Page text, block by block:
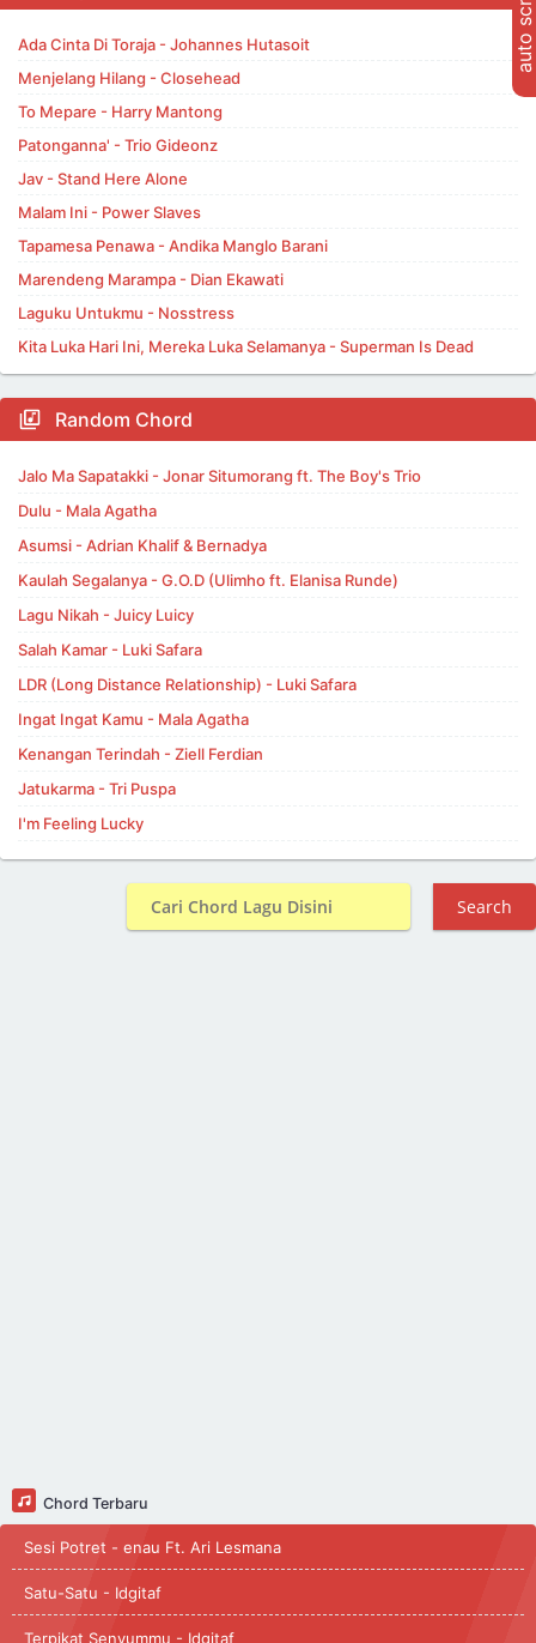
Ada Cinta Di Toraja - Johannes Hutasoit
Menjelang Hilang - Closehead
To Mepare - Harry Mantong
Patonganna' - Trio Gideonz
Jav - Stand Here Alone
Malam Ini - Power Slaves
Tapamesa Penawa - Andika Manglo Barani
Marendeng Marampa - Dian Ekawati
Laguku Untukmu - Nosstress
Kita Luka Hari Ini, Mereka Luka Selamanya - Superman Is Dead
Random Chord
Jalo Ma Sapatakki - Jonar Situmorang ft. The Boy's Trio
Dulu - Mala Agatha
Asumsi - Adrian Khalif & Bernadya
Kaulah Segalanya - G.O.D (Ulimho ft. Elanisa Runde)
Lagu Nikah - Juicy Luicy
Salah Kamar - Luki Safara
LDR (Long Distance Relationship) - Luki Safara
Ingat Ingat Kamu - Mala Agatha
Kenangan Terindah - Ziell Ferdian
Jatukarma - Tri Puspa
I'm Feeling Lucky
Search
Chord Terbaru
Sesi Potret - enau Ft. Ari Lesmana
Satu-Satu - Idgitaf
Terpikat Senyummu - Idgitaf
auto scroll